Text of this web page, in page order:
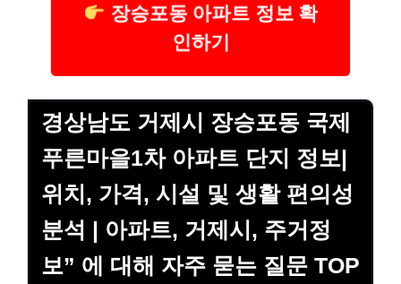
장승포동 아파트 정보 확
인하기
경상남도 거제시 장승포동 국제
푸른마을1차 아파트 단지 정보|
위치, 가격, 시설 및 생활 편의성
분석 | 아파트, 거제시, 주거정
보” 에 대해 자주 묻는 질문 TOP